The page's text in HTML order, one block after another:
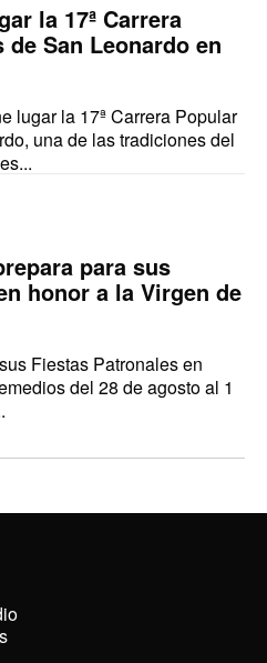
la 17ª Carrera
San Leonardo en
lugar la 17ª Carrera Popular
una de las tradiciones del
para sus
honor a la Virgen de
Fiestas Patronales en
del 28 de agosto al 1